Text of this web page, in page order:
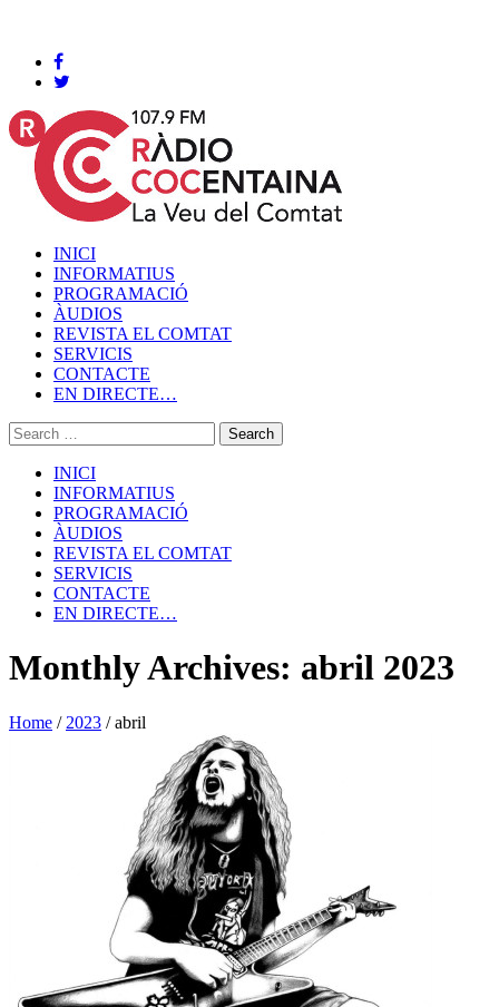
INICI
INFORMATIUS
PROGRAMACIÓ
ÀUDIOS
REVISTA EL COMTAT
SERVICIS
CONTACTE
EN DIRECTE…
INICI
INFORMATIUS
PROGRAMACIÓ
ÀUDIOS
REVISTA EL COMTAT
SERVICIS
CONTACTE
EN DIRECTE…
Monthly Archives: abril 2023
Home / 2023 /abril